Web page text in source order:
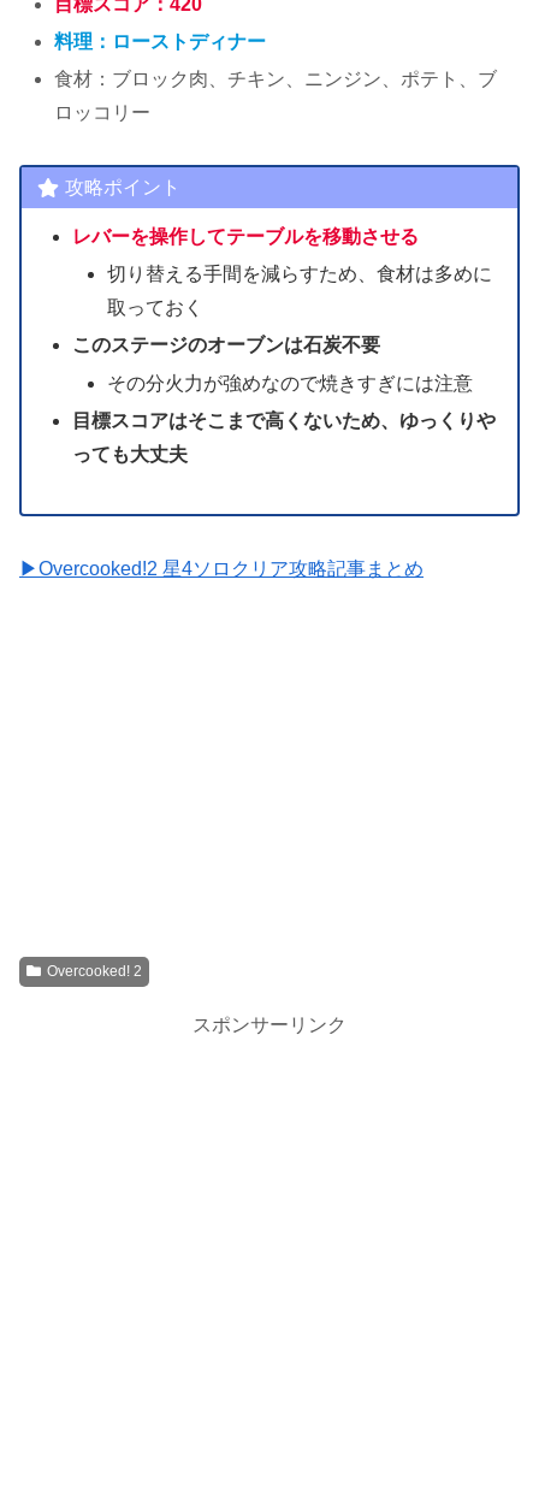
料理：ローストディナー
食材：ブロック肉、チキン、ニンジン、ポテト、ブ
ロッコリー
攻略ポイント
レバーを操作してテーブルを移動させる
切り替える手間を減らすため、食材は多めに
取っておく
このステージのオーブンは石炭不要
その分火力が強めなので焼きすぎには注意
目標スコアはそこまで高くないため、ゆっくりや
っても大丈夫
▶Overcooked!2 星4ソロクリア攻略記事まとめ
Overcooked! 2
スポンサーリンク